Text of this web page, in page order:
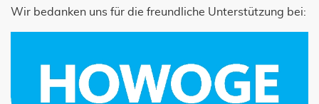
Wir bedanken uns für die freundliche Unterstützung bei: